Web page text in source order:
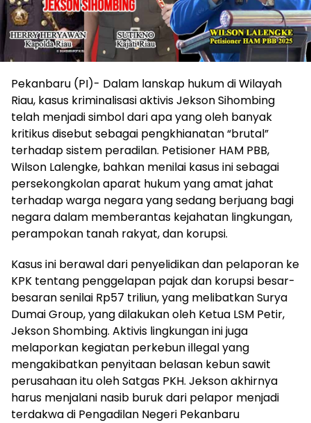
Pekanbaru (PI)- Dalam lanskap hukum di Wilayah
Riau, kasus kriminalisasi aktivis Jekson Sihombing
telah menjadi simbol dari apa yang oleh banyak
kritikus disebut sebagai pengkhianatan “brutal”
terhadap sistem peradilan. Petisioner HAM PBB,
Wilson Lalengke, bahkan menilai kasus ini sebagai
persekongkolan aparat hukum yang amat jahat
terhadap warga negara yang sedang berjuang bagi
negara dalam memberantas kejahatan lingkungan,
perampokan tanah rakyat, dan korupsi.
Kasus ini berawal dari penyelidikan dan pelaporan ke
KPK tentang penggelapan pajak dan korupsi besar-
besaran senilai Rp57 triliun, yang melibatkan Surya
Dumai Group, yang dilakukan oleh Ketua LSM Petir,
Jekson Shombing. Aktivis lingkungan ini juga
melaporkan kegiatan perkebun illegal yang
mengakibatkan penyitaan belasan kebun sawit
perusahaan itu oleh Satgas PKH. Jekson akhirnya
harus menjalani nasib buruk dari pelapor menjadi
terdakwa di Pengadilan Negeri Pekanbaru